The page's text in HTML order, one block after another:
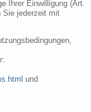
Ihrer Einwilligung (Art.
Sie jederzeit mit
und